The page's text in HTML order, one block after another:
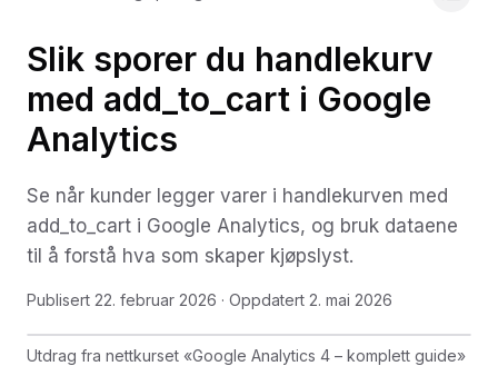
Slik sporer du handlekurv
med add_to_cart i Google
Analytics
Se når kunder legger varer i handlekurven med
add_to_cart i Google Analytics, og bruk dataene
til å forstå hva som skaper kjøpslyst.
Publisert 22. februar 2026 · Oppdatert 2. mai 2026
Utdrag fra nettkurset «Google Analytics 4 – komplett guide»